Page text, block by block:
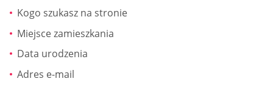
Kogo szukasz na stronie
Miejsce zamieszkania
Data urodzenia
Adres e-mail